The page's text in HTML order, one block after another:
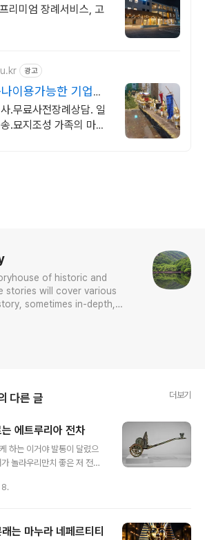
리미엄 장례서비스, 고
광고
이용가능한 기업장
회사
.무료사전장례상담. 일
.묘지조성 가족의 마음
of historic and
stories will cover various
sometimes in-depth,
any common sense or
다른 글 더보기
에트루리아 전차
하는 이거야 발통이 달렸으
놀라우리만치 좋은 저 전차
로 현재 미국 Met 소장품이
시대 이전 이탈리아에서 출
는 마누라 네페르티티